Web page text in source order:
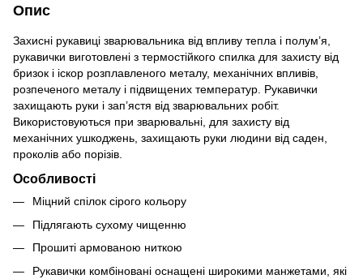
Опис
Захисні рукавиці зварювальника від впливу тепла і полум’я,
рукавички виготовлені з термостійкого спилка для захисту від
бризок і іскор розплавленого металу, механічних впливів,
розпеченого металу і підвищених температур. Рукавички
захищають руки і зап’ястя від зварювальних робіт.
Використовуються при зварювальні, для захисту від
механічних ушкоджень, захищають руки людини від саден,
проколів або порізів.
Особливості
Міцний спілок сірого кольору
Підлягають сухому чищенню
Прошиті армованою ниткою
Рукавички комбіновані оснащені широкими манжетами, які